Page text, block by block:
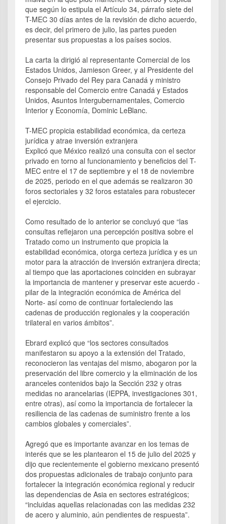
que según lo estipula el Artículo 34, párrafo siete del
T-MEC 30 días antes de la revisión de dicho acuerdo,
es decir, del primero de julio, las partes pueden
presentar sus propuestas a los países socios.
La carta la dirigió al representante Comercial de los
Estados Unidos, Jamieson Greer, y al Presidente del
Consejo Privado del Rey para Canadá y ministro
responsable del Comercio entre Canadá y Estados
Unidos, Asuntos Intergubernamentales, Comercio
Interior y Economía, Dominic LeBlanc.
T-MEC propicia estabilidad económica, da certeza
jurídica y atrae inversión extranjera
Explicó que México realizó una consulta con el sector
privado en torno al funcionamiento y beneficios del T-
MEC entre el 17 de septiembre y el 18 de noviembre
de 2025, periodo en el que además se realizaron 30
foros sectoriales y 32 foros estatales para robustecer
el ejercicio.
Como resultado de lo anterior se concluyó que “las
consultas reflejaron una percepción positiva sobre el
Tratado como un instrumento que propicia la
estabilidad económica, otorga certeza jurídica y es un
motor para la atracción de inversión extranjera directa;
al tiempo que las aportaciones coinciden en subrayar
la importancia de mantener y preservar este acuerdo -
pilar de la integración económica de América del
Norte- así como de continuar fortaleciendo las
cadenas de producción regionales y la cooperación
trilateral en varios ámbitos”.
Ebrard explicó que “los sectores consultados
manifestaron su apoyo a la extensión del Tratado,
reconocieron las ventajas del mismo, abogaron por la
preservación del libre comercio y la eliminación de los
aranceles contenidos bajo la Sección 232 y otras
medidas no arancelarias (IEPPA, investigaciones 301,
entre otras), así como la importancia de fortalecer la
resiliencia de las cadenas de suministro frente a los
cambios globales y comerciales”.
Agregó que es importante avanzar en los temas de
interés que se les plantearon el 15 de julio del 2025 y
dijo que recientemente el gobierno mexicano presentó
dos propuestas adicionales de trabajo conjunto para
fortalecer la integración económica regional y reducir
las dependencias de Asia en sectores estratégicos;
“incluidas aquellas relacionadas con las medidas 232
de acero y aluminio, aún pendientes de respuesta”.